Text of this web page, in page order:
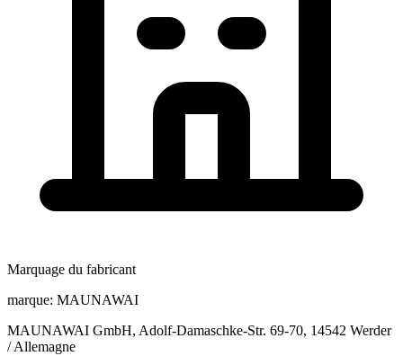
Marquage du fabricant
marque: MAUNAWAI
MAUNAWAI GmbH, Adolf-Damaschke-Str. 69-70, 14542 Werder
/ Allemagne